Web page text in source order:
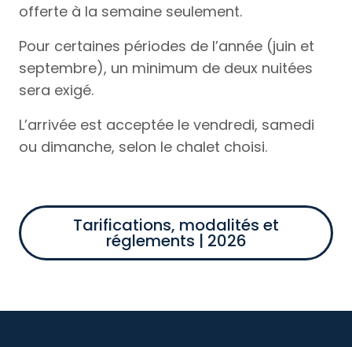
offerte à la semaine seulement.
Pour certaines périodes de l’année (juin et
septembre), un minimum de deux nuitées
sera exigé.
L’arrivée est acceptée le vendredi, samedi
ou dimanche, selon le chalet choisi.
Tarifications, modalités et
réglements | 2026